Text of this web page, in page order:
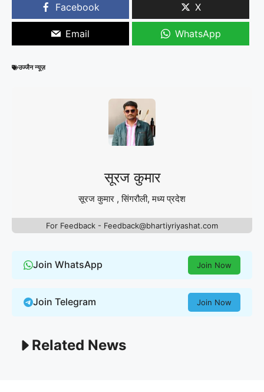
Facebook X
Email WhatsApp
उज्जैन न्यूज़
सूरज कुमार
सूरज कुमार , सिंगरौली, मध्य प्रदेश
For Feedback - Feedback@bhartiyriyashat.com
Join WhatsApp Join Now
Join Telegram Join Now
Related News